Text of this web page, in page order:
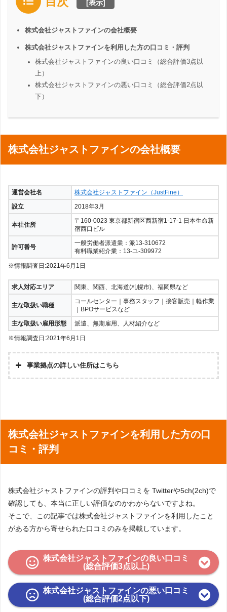
[表示]
株式会社ジャストファインの会社概要
株式会社ジャストファインを利用した方の口コミ・評判
株式会社ジャストファインの良い口コミ（総合評価3点以
上）
株式会社ジャストファインの悪い口コミ（総合評価2点以
下）
株式会社ジャストファインの会社概要
運営会社名
株式会社ジャストファイン（JustFine）
設立
2018年3月
本社住所
〒160-0023 東京都新宿区西新宿1-17-1 日本生命新
宿西口ビル
許可番号
一般労働者派遣業：派13-310672
有料職業紹介業：13-ユ-309972
※情報調査日:2021年6月1日
求人対応エリア 関東、関西、北海道(札幌市)、福岡県など
主な取扱い職種
コールセンター｜事務スタッフ｜接客販売｜軽作業
｜BPOサービスなど
主な取扱い雇用形態
派遣、無期雇用、人材紹介など
※情報調査日:2021年6月1日
事業拠点の詳しい住所はこちら
〒160-0023 東京都新宿区西新宿1-17-1 日
横浜オフィス
町6-14ステートビル横浜5F
梅田オフィス
〒060-0042 北海道札幌市中央区大通西6
丁目2-6 大樹生命札幌大通ビル8階
福岡天神オフィス
〒810-0001 福岡市中央区天神一丁目9番1
株式会社ジャストファインを利用した方の口
コミ・評判
株式会社ジャストファインの評判や口コミを Twitterや5ch(2ch)で
確認しても、本当に正しい評価なのかわからないですよね。
そこで、この記事では株式会社ジャストファインを利用したこと
がある方から寄せられた口コミのみを掲載しています。
株式会社ジャストファインの良い口コミ
(総合評価3点以上)
株式会社ジャストファインの悪い口コミ
(総合評価2点以下)